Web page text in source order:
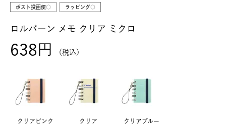
ポスト投函便○ ラッピング○
ロルバーン メモ クリア ミクロ
638 税込
クリアピンク クリア クリアブルー